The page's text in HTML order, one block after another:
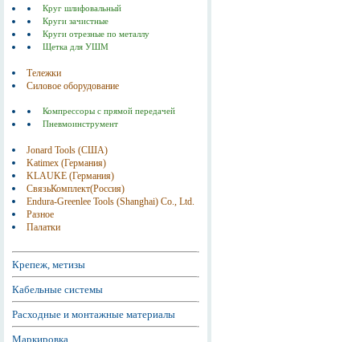
Круг шлифовальный
Круги зачистные
Круги отрезные по металлу
Щетка для УШМ
Тележки
Силовое оборудование
Компрессоры с прямой передачей
Пневмоинструмент
Jonard Tools (США)
Katimex (Германия)
KLAUKE (Германия)
СвязьКомплект(Россия)
Endura-Greenlee Tools (Shanghai) Co., Ltd.
Разное
Палатки
Крепеж, метизы
Кабельные системы
Расходные и монтажные материалы
Маркировка